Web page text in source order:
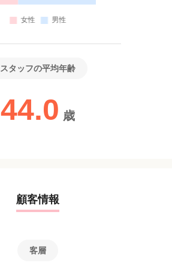
スタッフの平均年齢
44.0 歳
顧客情報
客層